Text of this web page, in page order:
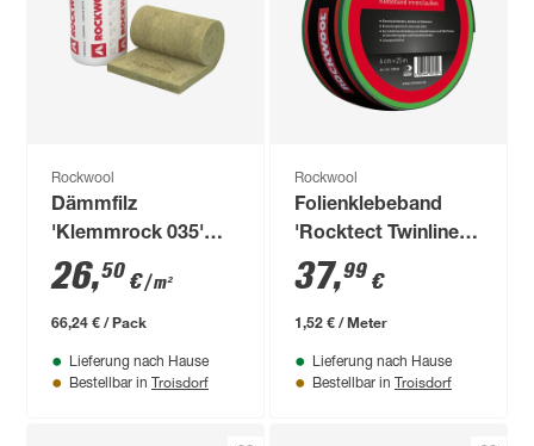
Rockwool
Dämmfilz
'Klemmrock 035'
250 x 100 x 20 cm
26,50 €/ m²
66,24 € / Pack
Lieferung nach Hause
Bestellbar in Troisdorf
Rockwool
Folienklebeband
'Rocktect Twinline' 6
cm x 25 m dehnbar,
innen/außen
37,99 €
1,52 € / Meter
Lieferung nach Hause
Bestellbar in Troisdorf